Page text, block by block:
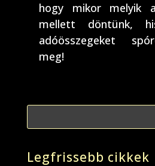
hogy mikor melyik
mellett döntünk,
adóösszegeket
meg!
Legfrissebb cikkek